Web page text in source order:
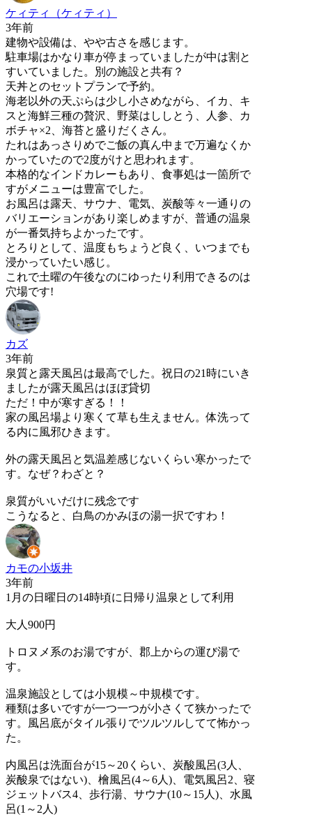
ケィティ（ケィティ）
3年前
建物や設備は、やや古さを感じます。
駐車場はかなり車が停まっていましたが中は割と
すいていました。別の施設と共有？
天丼とのセットプランで予約。
海老以外の天ぷらは少し小さめながら、イカ、キ
スと海鮮三種の贅沢、野菜はししとう、人参、カ
ボチャ×2、海苔と盛りだくさん。
たれはあっさりめでご飯の真ん中まで万遍なくか
かっていたので2度がけと思われます。
本格的なインドカレーもあり、食事処は一箇所で
すがメニューは豊富でした。
お風呂は露天、サウナ、電気、炭酸等々一通りの
バリエーションがあり楽しめますが、普通の温泉
が一番気持ちよかったです。
とろりとして、温度もちょうど良く、いつまでも
浸かっていたい感じ。
これで土曜の午後なのにゆったり利用できるのは
穴場です!
カズ
3年前
泉質と露天風呂は最高でした。祝日の21時にいき
ましたが露天風呂はほぼ貸切
ただ！中が寒すぎる！！
家の風呂場より寒くて草も生えません。体洗って
る内に風邪ひきます。
外の露天風呂と気温差感じないくらい寒かったで
す。なぜ？わざと？
泉質がいいだけに残念です
こうなると、白鳥のかみほの湯一択ですわ！
カモの小坂井
3年前
1月の日曜日の14時頃に日帰り温泉として利用
大人900円
トロヌメ系のお湯ですが、郡上からの運び湯で
す。
温泉施設としては小規模～中規模です。
種類は多いですが一つ一つが小さくて狭かったで
す。風呂底がタイル張りでツルツルしてて怖かっ
た。
内風呂は洗面台が15～20くらい、炭酸風呂(3人、
炭酸泉ではない)、檜風呂(4～6人)、電気風呂2、寝
ジェットバス4、歩行湯、サウナ(10～15人)、水風
呂(1～2人)